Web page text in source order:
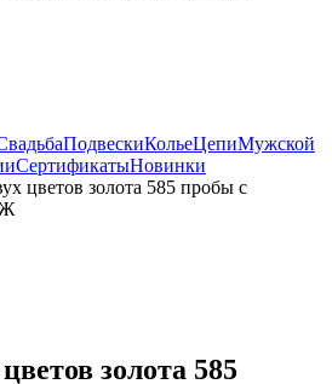
ПодвескиКольеЦепиМужской
СертификатыНовинки
цветов золота 585 пробы с
золота 585